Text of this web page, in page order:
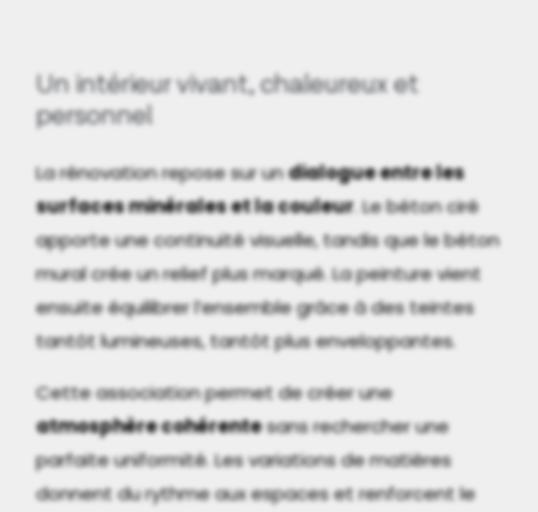
Un intérieur vivant, chaleureux et
personnel
La rénovation repose sur undialogue entre les
surfaces minérales et la couleur . Le béton ciré
apporte une continuité visuelle, tandis que le béton
mural crée un relief plus marqué. La peinture vient
ensuite équilibrer l’ensemble grâce à des teintes
tantôt lumineuses, tantôt plus enveloppantes.
Cette association permet de créer une
atmosphère cohérentesans rechercher une
parfaite uniformité. Les variations de matières
donnent du rythme aux espaces et renforcent le